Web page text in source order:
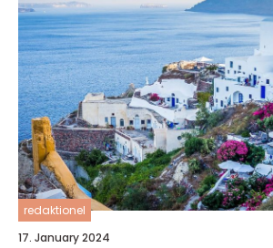
redaktionel
17. January 2024